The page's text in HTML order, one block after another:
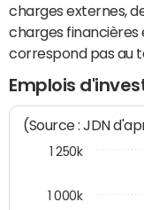
charges externes,
charges financières
correspond pas au
Emplois
(Source : JDN
1 000k
1 250k